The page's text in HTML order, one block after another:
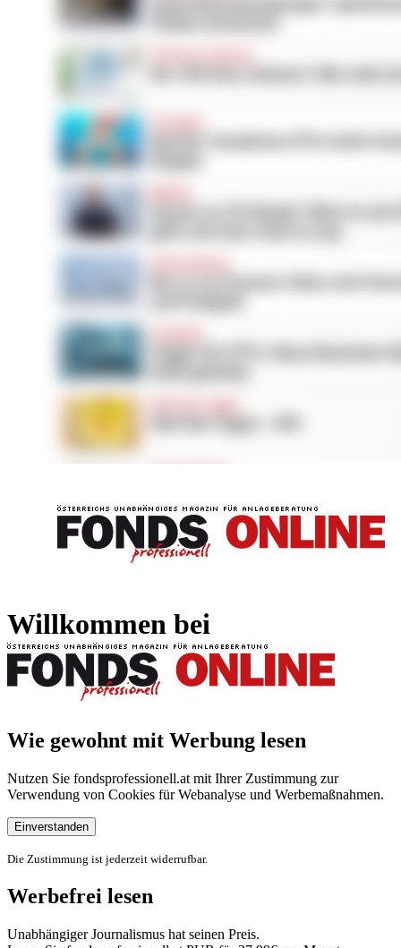
Willkommen bei
Wie gewohnt mit Werbung lesen
Nutzen Sie fondsprofessionell.at mit Ihrer Zustimmung zur
Verwendung von Cookies für Webanalyse und Werbemaßnahmen.
Einverstanden
Die Zustimmung ist jederzeit widerrufbar.
Werbefrei lesen
Unabhängiger Journalismus hat seinen Preis.